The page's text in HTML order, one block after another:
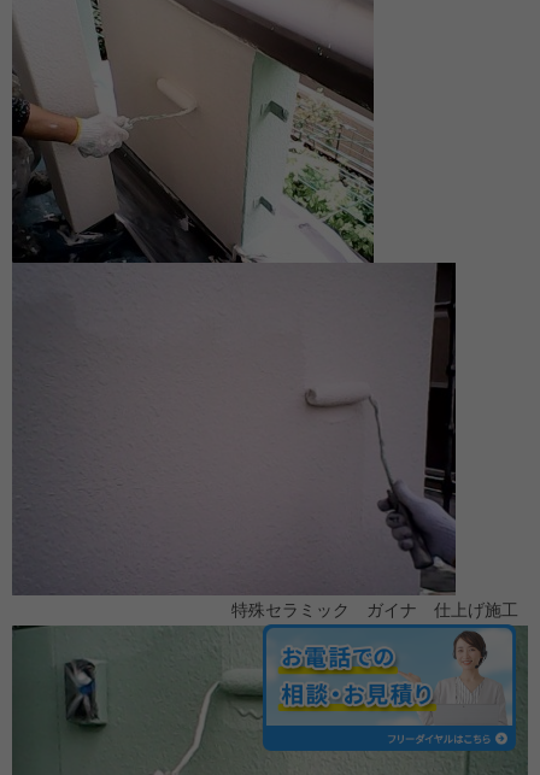
特殊セラミック ガイナ 仕上げ施工